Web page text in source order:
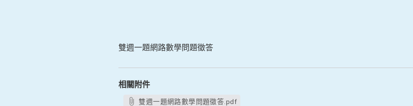
雙週一題網路數學問題徵答
相關附件
雙週一題網路數學問題徵答.pdf